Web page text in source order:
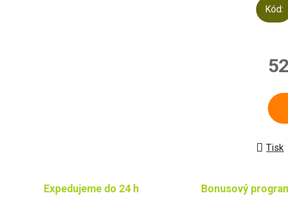
Kód:
Tisk
Expedujeme do 24 h Bonusový